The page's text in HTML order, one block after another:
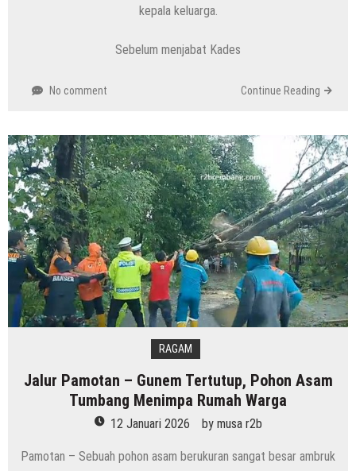
kepala keluarga.
Sebelum menjabat Kades
No comment Continue Reading
RAGAM
Jalur Pamotan – Gunem Tertutup, Pohon Asam
Tumbang Menimpa Rumah Warga
12 Januari 2026 by musa r2b
Pamotan – Sebuah pohon asam berukuran sangat besar ambruk